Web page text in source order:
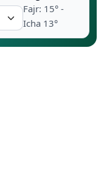
Coran
Fajr: 15° -
Icha 13°